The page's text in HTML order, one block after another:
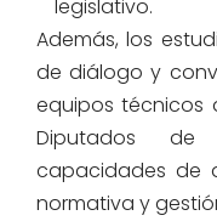
legislativo.
Además, los
de diálogo y
equipos técnicos
Diputados de
capacidades de
normativa y